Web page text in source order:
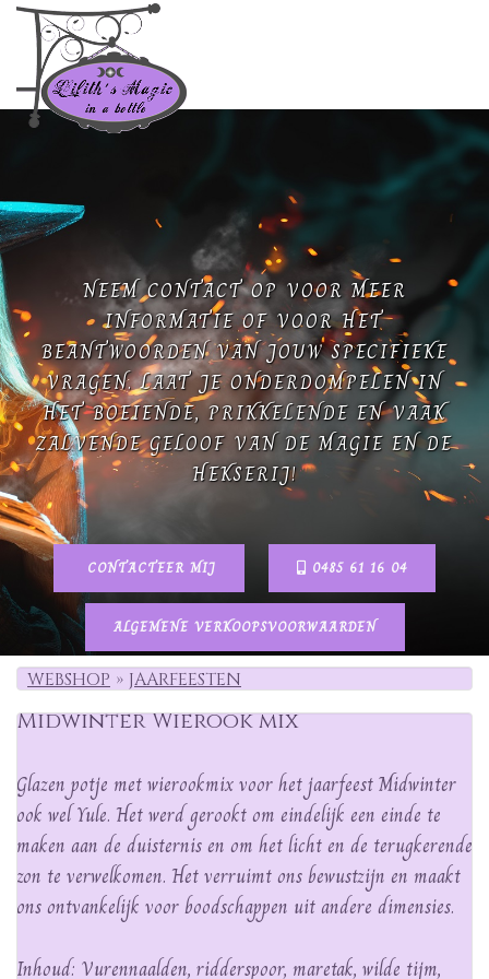
NEEM CONTACT OP VOOR MEER
INFORMATIE OF VOOR HET
BEANTWOORDEN VAN JOUW SPECIFIEKE
VRAGEN. LAAT JE ONDERDOMPELEN IN
HET BOEIENDE, PRIKKELENDE EN VAAK
ZALVENDE GELOOF VAN DE MAGIE EN DE
HEKSERIJ!
CONTACTEER MIJ 0485 61 16 04
ALGEMENE VERKOOPSVOORWAARDEN
WEBSHOP JAARFEESTEN
Midwinter Wierook mix
Glazen potje met wierookmix voor het jaarfeest Midwinter
ook wel Yule. Het werd gerookt om eindelijk een einde te
maken aan de duisternis en om het licht en de terugkerende
zon te verwelkomen. Het verruimt ons bewustzijn en maakt
ons ontvankelijk voor boodschappen uit andere dimensies.
Inhoud: Vurennaalden, ridderspoor, maretak, wilde tijm,